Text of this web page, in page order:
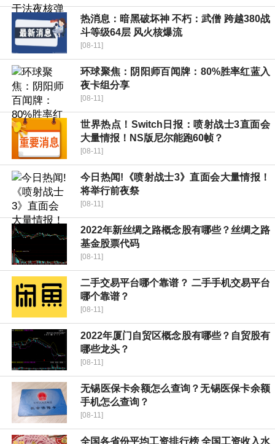
热消息：暗黑破坏神 不朽：武僧 跨越380战
斗等级64层 风火核爆流
[08-11]
环球聚焦：阴阳师百闻牌：80%胜率红蓝入
夜卡组分享
[08-11]
世界热点！Switch日报：喷射战士3直面会
大量情报！NS版尼尔能跑60帧？
[08-11]
今日热闻!《喷射战士3》直面会大量情报！
将举行前夜祭
[08-11]
2022年新丝绸之路概念股有哪些？丝绸之路
基金股票代码
[08-11]
二手交易平台哪个靠谱？ 二手手机交易平台
哪个靠谱？
[08-11]
2022年厦门自贸区概念股有哪些？自贸股有
哪些龙头？
[08-11]
无锡医保卡余额怎么查询？无锡医保卡余额
手机怎么查询？
[08-11]
全国各省份平均工资排行榜 全国工资收入水